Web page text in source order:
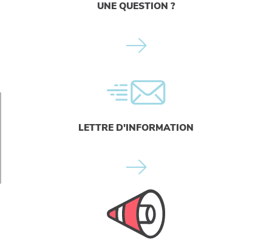
UNE QUESTION ?
LETTRE D'INFORMATION